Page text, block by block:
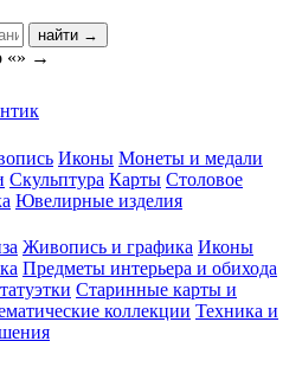
найти →
«» →
Иконы Монеты и медали
Скульптура Карты Столовое
Ювелирные изделия
Живопись и графика Иконы
Предметы интерьера и обихода
Старинные карты и
коллекции Техника и